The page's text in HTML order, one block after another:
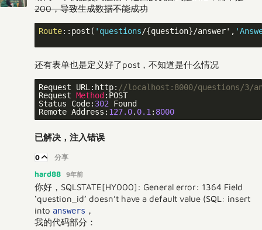
200，导致生成数据不能成功
Route::post( 'questions/{question}/answer',
还有表单也是定义好了post，不知道是什么情况
Request URL:http: //localhost:8000/questions/3/
Request Method: POST
Status Code: 302 Found
Remote Address: 127.0. 0.1 : 8000
已解决，注入错误
0 分享
hard88 9年前
你好，SQLSTATE[HY000]: General error: 1364 Field
‘question_id’ doesn’t have a default value (SQL: insert
into answers ，
我的代码部分：